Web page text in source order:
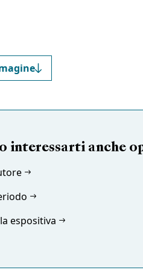
interessarti anche
espositiva